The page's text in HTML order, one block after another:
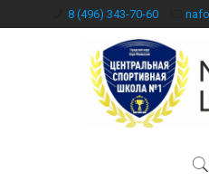
8 (496) 343-70-60